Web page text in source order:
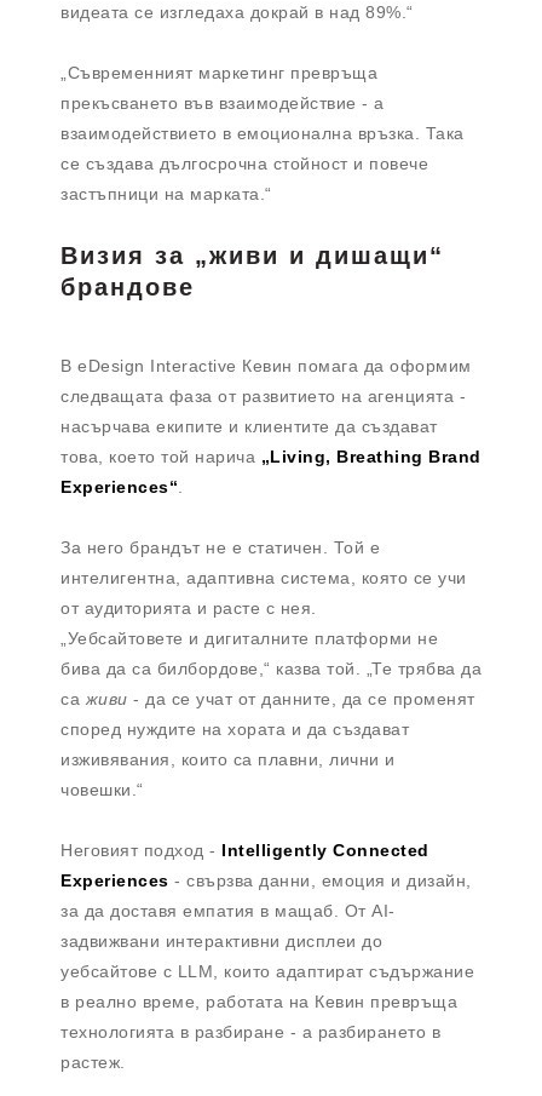
видеата се изгледаха докрай в над 89%.“
„Съвременният маркетинг превръща
прекъсването във взаимодействие - а
взаимодействието в емоционална връзка. Така
се създава дългосрочна стойност и повече
застъпници на марката.“
Визия за „живи и дишащи“
брандове
В eDesign Interactive Кевин помага да оформим
следващата фаза от развитието на агенцията -
насърчава екипите и клиентите да създават
това, което той нарича „Living, Breathing Brand
Experiences“
За него брандът не е статичен. Той е
интелигентна, адаптивна система, която се учи
от аудиторията и расте с нея.
„Уебсайтовете и дигиталните платформи не
бива да са билбордове,“ казва той. „Те трябва да
са живи - да се учат от данните, да се променят
според нуждите на хората и да създават
изживявания, които са плавни, лични и
човешки.“
Неговият подход - Intelligently Connected
Experiences - свързва данни, емоция и дизайн,
за да доставя емпатия в мащаб. От AI-
задвижвани интерактивни дисплеи до
уебсайтове с LLM, които адаптират съдържание
в реално време, работата на Кевин превръща
технологията в разбиране - а разбирането в
растеж.